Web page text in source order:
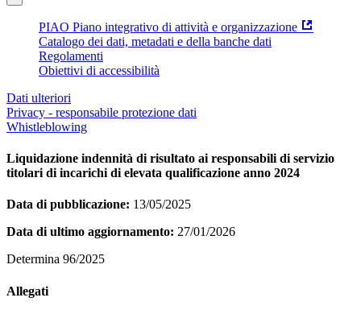
PIAO Piano integrativo di attività e organizzazione
Catalogo dei dati, metadati e della banche dati
Regolamenti
Obiettivi di accessibilità
Dati ulteriori
Privacy - responsabile protezione dati
Whistleblowing
Liquidazione indennità di risultato ai responsabili di servizio
titolari di incarichi di elevata qualificazione anno 2024
Data di pubblicazione: 13/05/2025
Data di ultimo aggiornamento: 27/01/2026
Determina 96/2025
Allegati